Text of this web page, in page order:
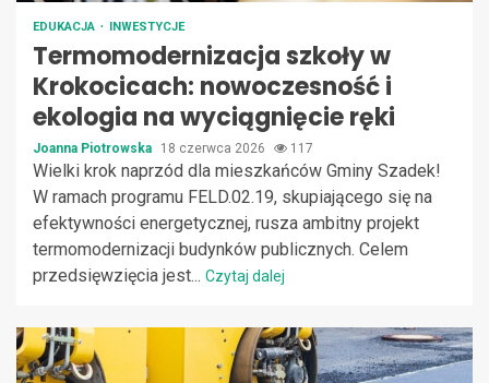
EDUKACJA INWESTYCJE
Termomodernizacja szkoły w
Krokocicach: nowoczesność i
ekologia na wyciągnięcie ręki
Joanna Piotrowska 18 czerwca 2026 117
Wielki krok naprzód dla mieszkańców Gminy Szadek!
W ramach programu FELD.02.19, skupiającego się na
efektywności energetycznej, rusza ambitny projekt
termomodernizacji budynków publicznych. Celem
przedsięwzięcia jest... Czytaj dalej